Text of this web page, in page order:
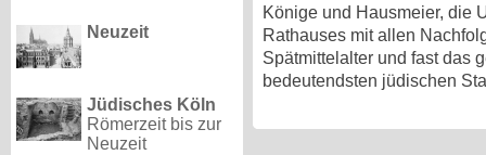
Neuzeit
Jüdisches Köln
Römerzeit bis zur
Neuzeit
Könige und Hausmeier, die
Rathauses mit allen
Spätmittelalter und fast das
bedeutendsten jüdischen